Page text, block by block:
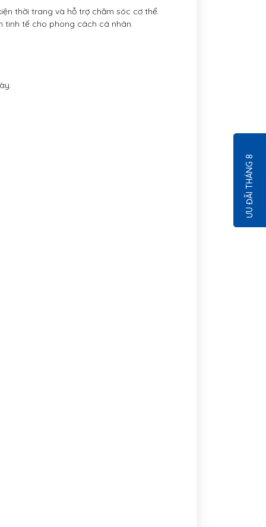
thời trang và hỗ trợ chăm sóc cơ thể.
tinh tế cho phong cách cá nhân.
ƯU ĐÃI THÁNG 8